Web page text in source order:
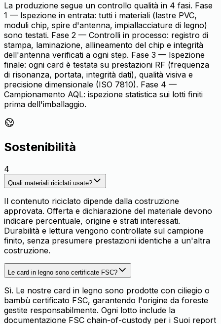
La produzione segue un controllo qualità in 4 fasi. Fase
1 — Ispezione in entrata: tutti i materiali (lastre PVC,
moduli chip, spire d'antenna, impiallacciature di legno)
sono testati. Fase 2 — Controlli in processo: registro di
stampa, laminazione, allineamento del chip e integrità
dell'antenna verificati a ogni step. Fase 3 — Ispezione
finale: ogni card è testata su prestazioni RF (frequenza
di risonanza, portata, integrità dati), qualità visiva e
precisione dimensionale (ISO 7810). Fase 4 —
Campionamento AQL: ispezione statistica sui lotti finiti
prima dell'imballaggio.
Sostenibilità
4
Quali materiali riciclati usate?
Il contenuto riciclato dipende dalla costruzione
approvata. Offerta e dichiarazione del materiale devono
indicare percentuale, origine e strati interessati.
Durabilità e lettura vengono controllate sul campione
finito, senza presumere prestazioni identiche a un'altra
costruzione.
Le card in legno sono certificate FSC?
Sì. Le nostre card in legno sono prodotte con ciliegio o
bambù certificato FSC, garantendo l'origine da foreste
gestite responsabilmente. Ogni lotto include la
documentazione FSC chain-of-custody per i Suoi report